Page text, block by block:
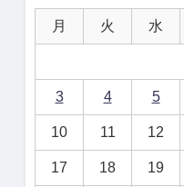
月 火 水
3 4 5
10 11 12
17 18 19